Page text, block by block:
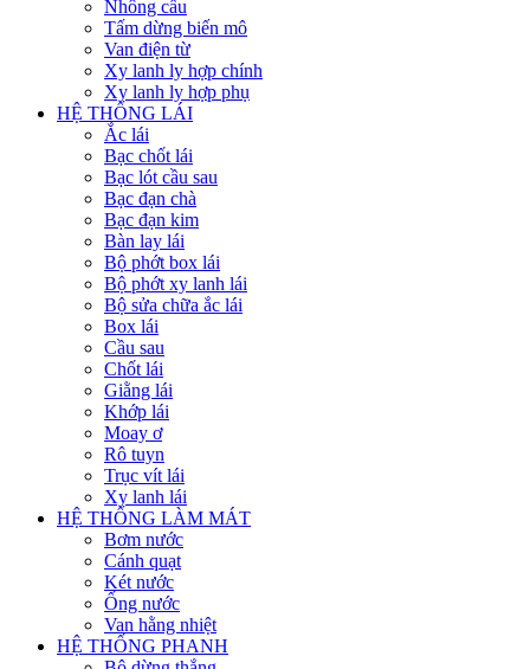
Nhông cầu
Tấm dừng biến mô
Van điện từ
Xy lanh ly hợp chính
Xy lanh ly hợp phụ
HỆ THỐNG LÁI
Ắc lái
Bạc chốt lái
Bạc lót cầu sau
Bạc đạn chà
Bạc đạn kim
Bàn lay lái
Bộ phớt box lái
Bộ phớt xy lanh lái
Bộ sửa chữa ắc lái
Box lái
Cầu sau
Chốt lái
Giằng lái
Khớp lái
Moay ơ
Rô tuyn
Trục vít lái
Xy lanh lái
HỆ THỐNG LÀM MÁT
Bơm nước
Cánh quạt
Két nước
Ống nước
Van hằng nhiệt
HỆ THỐNG PHANH